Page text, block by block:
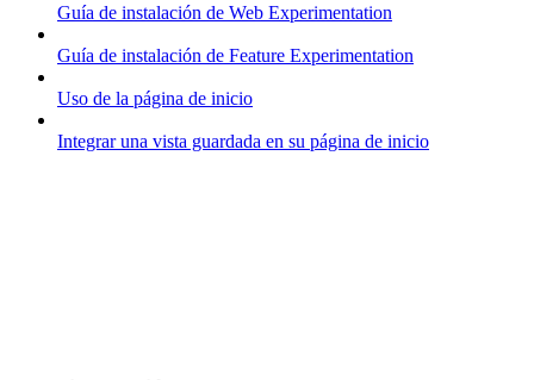
Guía de instalación de Web Experimentation
Guía de instalación de Feature Experimentation
Uso de la página de inicio
Integrar una vista guardada en su página de inicio